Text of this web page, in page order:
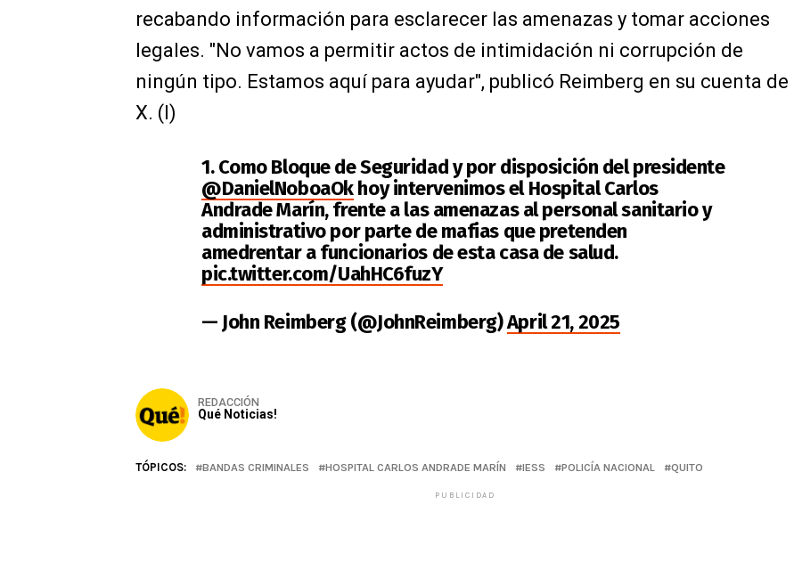
recabando información para esclarecer las amenazas y tomar acciones
legales. "No vamos a permitir actos de intimidación ni corrupción de
ningún tipo. Estamos aquí para ayudar", publicó Reimberg en su cuenta de
X. (I)
1. Como Bloque de Seguridad y por disposición del presidente
@DanielNoboaOkhoy intervenimos el Hospital Carlos
Andrade Marín, frente a las amenazas al personal sanitario y
administrativo por parte de mafias que pretenden
amedrentar a funcionarios de esta casa de salud.
pic.twitter.com/UahHC6fuzY
— John Reimberg (@JohnReimberg)April 21, 2025
REDACCIÓN
Qué Noticias!
TÓPICOS: BANDAS CRIMINALES HOSPITAL CARLOS ANDRADE MARÍN IESS POLICÍA NACIONAL QUITO
PUBLICIDAD